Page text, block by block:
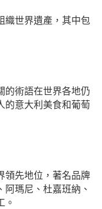
織世界遺產，其中包
的術語在世界各地仍
的意大利美食和葡萄
領先地位，著名品牌
瑪尼、杜嘉班納、
。